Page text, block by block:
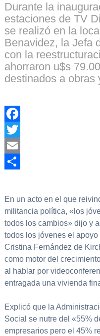
Durante la
estaciones de TV
se realizó en la
Benavidez, la Jefa
con la
ahorraron u$s
destinados a obras
Facebook
Twitter
Email
En un acto en el que
militancia política, «los
todos los cambios» dijo y
todos los jóvenes el
Cristina Fernández de
como motor del
al hablar por
entragada una vivienda
Explicó que la
Social se nutre del «55%
empresarios pero el 45%